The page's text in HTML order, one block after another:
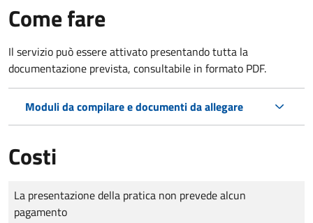
Come fare
Il servizio può essere attivato presentando tutta la
documentazione prevista, consultabile in formato PDF.
Moduli da compilare e documenti da allegare
Costi
Tipo di pagamento
Importo
La presentazione della pratica non prevede alcun
pagamento